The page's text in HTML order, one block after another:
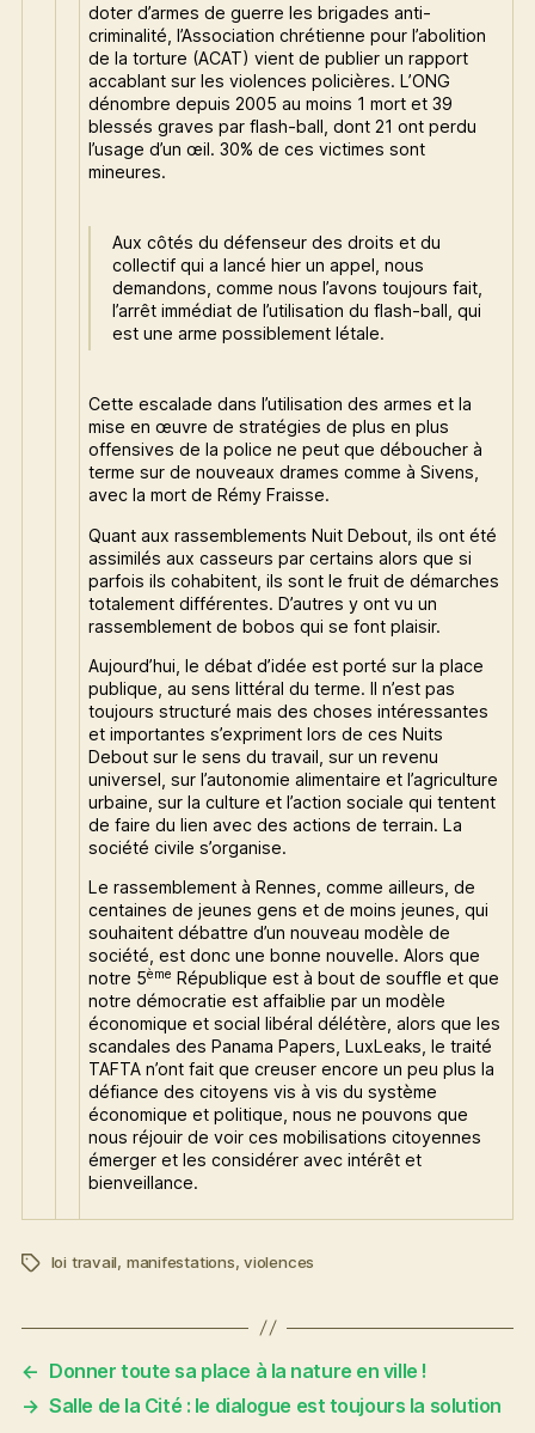
doter d’armes de guerre les brigades anti-
criminalité, l’Association chrétienne pour l’abolition
de la torture (ACAT) vient de publier un rapport
accablant sur les violences policières. L’ONG
dénombre depuis 2005 au moins 1 mort et 39
blessés graves par flash-ball, dont 21 ont perdu
l’usage d’un œil. 30% de ces victimes sont
mineures.
Aux côtés du défenseur des droits et du
collectif qui a lancé hier un appel, nous
demandons, comme nous l’avons toujours fait,
l’arrêt immédiat de l’utilisation du flash-ball, qui
est une arme possiblement létale.
Cette escalade dans l’utilisation des armes et la
mise en œuvre de stratégies de plus en plus
offensives de la police ne peut que déboucher à
terme sur de nouveaux drames comme à Sivens,
avec la mort de Rémy Fraisse.
Quant aux rassemblements Nuit Debout, ils ont été
assimilés aux casseurs par certains alors que si
parfois ils cohabitent, ils sont le fruit de démarches
totalement différentes. D’autres y ont vu un
rassemblement de bobos qui se font plaisir.
Aujourd’hui, le débat d’idée est porté sur la place
publique, au sens littéral du terme. Il n’est pas
toujours structuré mais des choses intéressantes
et importantes s’expriment lors de ces Nuits
Debout sur le sens du travail, sur un revenu
universel, sur l’autonomie alimentaire et l’agriculture
urbaine, sur la culture et l’action sociale qui tentent
de faire du lien avec des actions de terrain. La
société civile s’organise.
Le rassemblement à Rennes, comme ailleurs, de
centaines de jeunes gens et de moins jeunes, qui
souhaitent débattre d’un nouveau modèle de
société, est donc une bonne nouvelle. Alors que
notre 5ème République est à bout de souffle et que
notre démocratie est affaiblie par un modèle
économique et social libéral délétère, alors que les
scandales des Panama Papers, LuxLeaks, le traité
TAFTA n’ont fait que creuser encore un peu plus la
défiance des citoyens vis à vis du système
économique et politique, nous ne pouvons que
nous réjouir de voir ces mobilisations citoyennes
émerger et les considérer avec intérêt et
bienveillance.
Étiquettes
loi travail, manifestations,violences
← Donner toute sa place à la nature en ville !
→ Salle de la Cité : le dialogue est toujours la solution